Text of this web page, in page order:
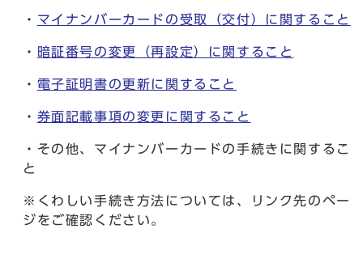
・ マイナンバーカードの受取（交付）に関すること
・ 暗証番号の変更（再設定）に関すること
・ 電子証明書の更新に関すること
・ 券面記載事項の変更に関すること
・その他、マイナンバーカードの手続きに関するこ
と
※くわしい手続き方法については、リンク先のペー
ジをご確認ください。